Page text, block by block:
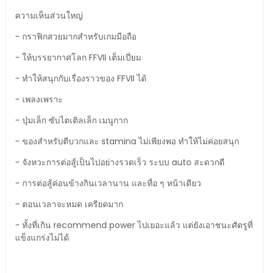
ความเห็นส่วนใหญ่
- กราฟิกสวยมากสำหรับเกมมือถือ
- ให้บรรยากาศโลก FFVII เต็มเปี่ยม
- ทำให้สนุกกับเรื่องราวของ FFVII ได้
- เพลงเพราะ
- ปุ่มเล็ก ซับไตเติลเล็ก เมนูกาก
- ของสำหรับตีบวกและ stamina ไม่เพียงพอ ทำให้ไม่ค่อยสนุก
- จังหวะการต่อสู้เป็นไปอย่างรวดเร็ว ระบบ auto สะดวกดี
- การต่อสู้ค่อนข้างกินเวลานาน และทื่อ ๆ หน้าเดียว
- ตอนเวลาจะหมด เครียดมาก
- ทั้งที่เกิน recommend power ไปเยอะแล้ว แต่ยังเอาชนะศัตรูที่
แข็งแกร่งไม่ได้